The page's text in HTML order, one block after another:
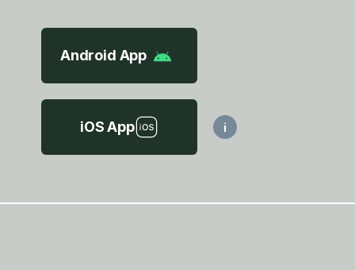
Android App
iOS App i